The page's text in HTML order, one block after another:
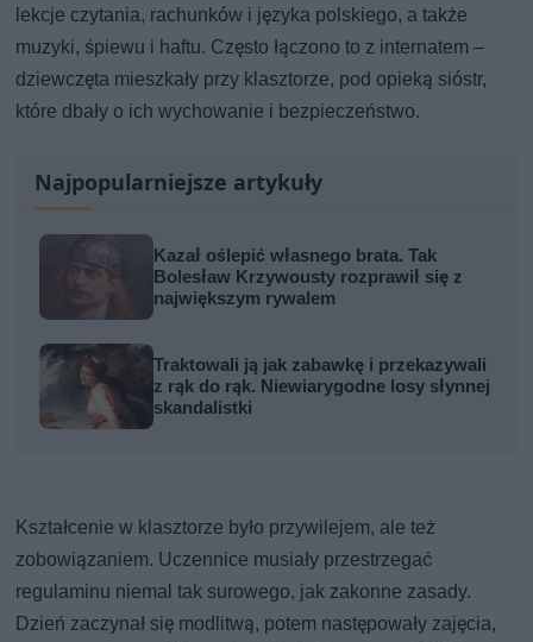
lekcje czytania, rachunków i języka polskiego, a także
muzyki, śpiewu i haftu. Często łączono to z internatem –
dziewczęta mieszkały przy klasztorze, pod opieką sióstr,
które dbały o ich wychowanie i bezpieczeństwo.
Najpopularniejsze artykuły
Kazał oślepić własnego brata. Tak
Bolesław Krzywousty rozprawił się z
największym rywalem
Traktowali ją jak zabawkę i przekazywali
z rąk do rąk. Niewiarygodne losy słynnej
skandalistki
Kształcenie w klasztorze było przywilejem, ale też
zobowiązaniem. Uczennice musiały przestrzegać
regulaminu niemal tak surowego, jak zakonne zasady.
Dzień zaczynał się modlitwą, potem następowały zajęcia,